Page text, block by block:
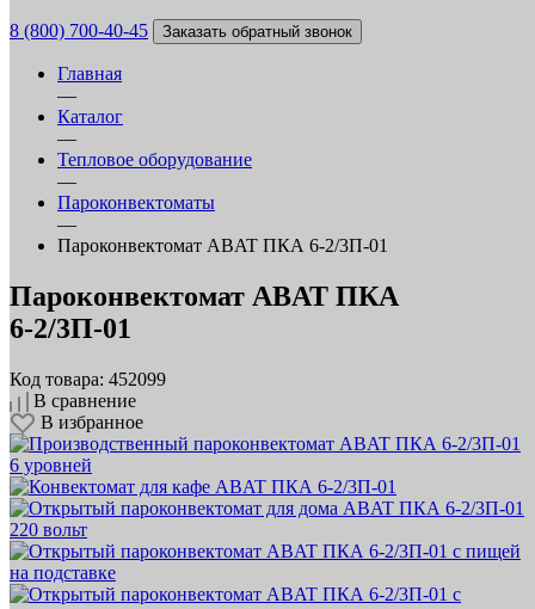
8 (800) 700-40-45 Заказать обратный звонок
Главная
—
Каталог
—
Тепловое оборудование
—
Пароконвектоматы
—
Пароконвектомат ABAT ПКА 6‑2/3П‑01
Пароконвектомат ABAT ПКА
6‑2/3П‑01
Код товара: 452099
В сравнение
В избранное